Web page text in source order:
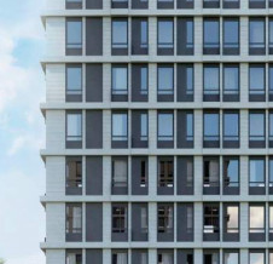
УЛИЦА,
Москва / Московская обл
Получить контакты
Продается кладовая на -1-м
корпусе 1 в ЖК
413 (+1)
Навигация